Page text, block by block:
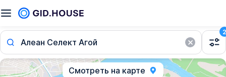
Алеан Селект Агой
2
Смотреть на карте